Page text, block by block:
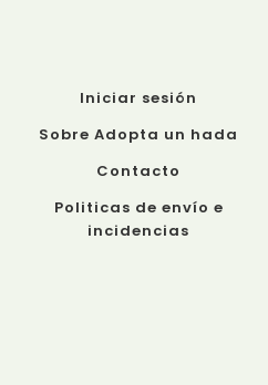
Iniciar sesión
Sobre Adopta un hada
Contacto
Politicas de envío e
incidencias